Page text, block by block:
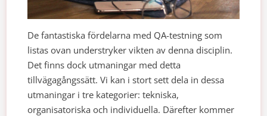
De fantastiska fördelarna med QA-testning som
listas ovan understryker vikten av denna disciplin.
Det finns dock utmaningar med detta
tillvägagångssätt. Vi kan i stort sett dela in dessa
utmaningar i tre kategorier: tekniska,
organisatoriska och individuella. Därefter kommer